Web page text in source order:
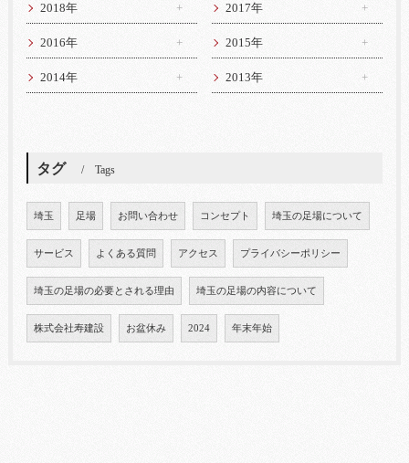
2018年 2017年
2016年 2015年
2014年 2013年
タグ Tags
埼玉 足場 お問い合わせ コンセプト 埼玉の足場について
サービス よくある質問 アクセス プライバシーポリシー
埼玉の足場の必要とされる理由 埼玉の足場の内容について
株式会社寿建設 お盆休み 2024 年末年始